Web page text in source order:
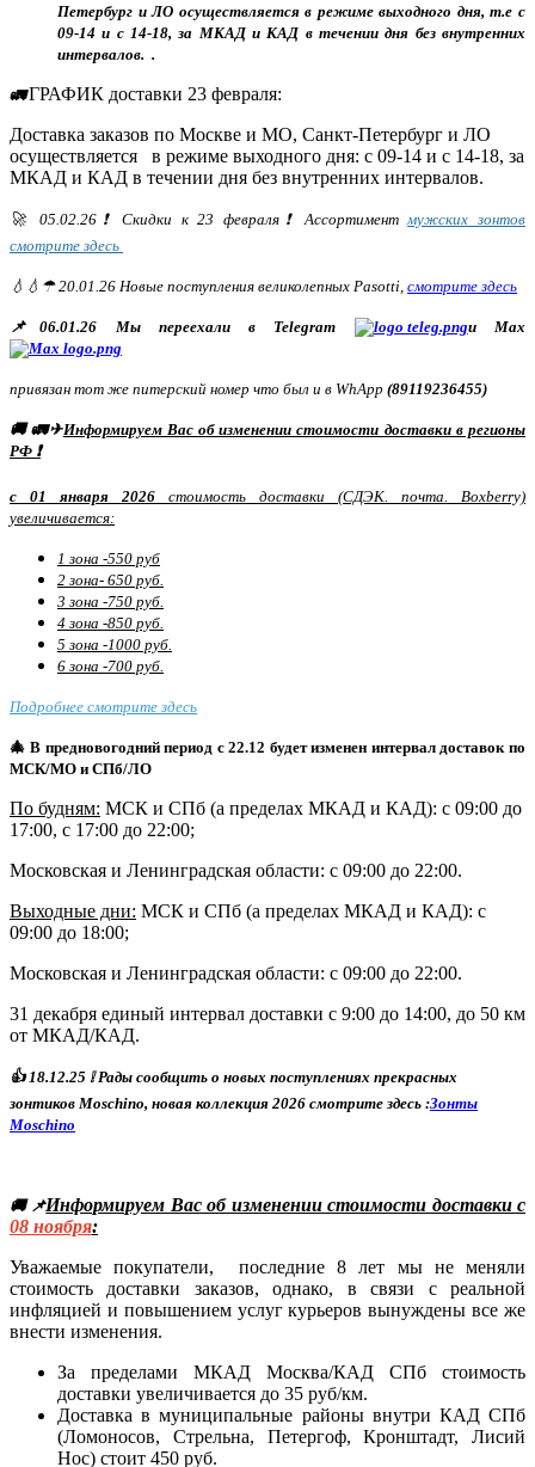
Петербург и ЛО осуществляется в режиме выходного дня, т.е с
09-14 и с 14-18, за МКАД и КАД в течении дня без внутренних
интервалов. .
🚛ГРАФИК доставки 23 февраля:
Доставка заказов по Москве и МО, Санкт-Петербург и ЛО
осуществляется в режиме выходного дня: с 09-14 и с 14-18, за
МКАД и КАД в течении дня без внутренних интервалов.
🚀 05.02.26❗ Скидки к 23 февраля❗ Ассортимент мужских зонтов
смотрите здесь
💧💧☂ 20.01.26 Новые поступления великолепных Pasotti, смотрите здесь
📌06.01.26 Мы переехали в Telegram и Max
привязан тот же питерский номер что был и в WhApp (89119236455)
🚚 🚛✈Информируем Вас об изменении стоимости доставки в регионы
РФ ❗
с 01 января 2026 стоимость доставки (СДЭК. почта. Boxberry)
увеличивается:
1 зона -550 руб
2 зона- 650 руб.
3 зона -750 руб.
4 зона -850 руб.
5 зона -1000 руб.
6 зона -700 руб.
Подробнее смотрите здесь
🎄 В предновогодний период с 22.12 будет изменен интервал доставок по
МСК/МО и СПб/ЛО
По будням: МСК и СПб (а пределах МКАД и КАД): с 09:00 до
17:00, с 17:00 до 22:00;
Московская и Ленинградская области: с 09:00 до 22:00.
Выходные дни: МСК и СПб (а пределах МКАД и КАД): с
09:00 до 18:00;
Московская и Ленинградская области: с 09:00 до 22:00.
31 декабря единый интервал доставки с 9:00 до 14:00, до 50 км
от МКАД/КАД.
👍18.12.25 ❕ Рады сообщить о новых поступлениях прекрасных
зонтиков Moschino, новая коллекция 2026 смотрите здесь :Зонты
Moschino
🚚 📌Информируем Вас об изменении стоимости доставки с
08 ноября:
Уважаемые покупатели, последние 8 лет мы не меняли
стоимость доставки заказов, однако, в связи с реальной
инфляцией и повышением услуг курьеров вынуждены все же
внести изменения.
За пределами МКАД Москва/КАД СПб стоимость
доставки увеличивается до 35 руб/км.
Доставка в муниципальные районы внутри КАД СПб
(Ломоносов, Стрельна, Петергоф, Кронштадт, Лисий
Нос) стоит 450 руб.